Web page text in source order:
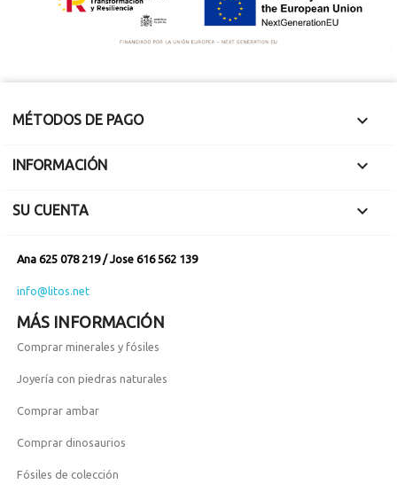
MÉTODOS DE PAGO 
INFORMACIÓN 
SU CUENTA 
Ana 625 078 219 / Jose 616 562 139
info@litos.net
MÁS INFORMACIÓN
Comprar minerales y fósiles
Joyería con piedras naturales
Comprar ambar
Comprar dinosaurios
Fósiles de colección